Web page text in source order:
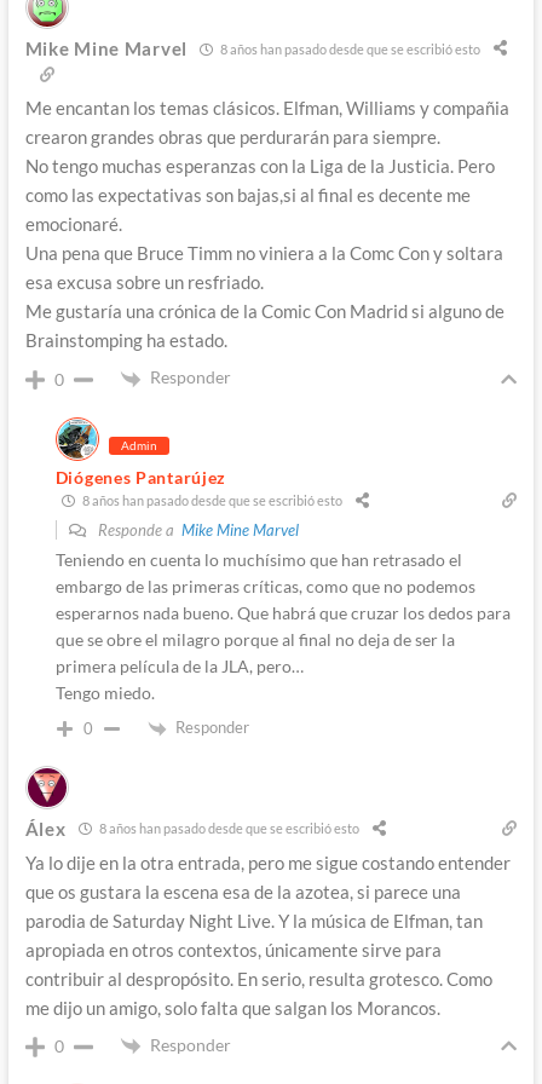
Mike Mine Marvel 8 años han pasado desde que se escribió esto
Me encantan los temas clásicos. Elfman, Williams y compañia
crearon grandes obras que perdurarán para siempre.
No tengo muchas esperanzas con la Liga de la Justicia. Pero
como las expectativas son bajas,si al final es decente me
emocionaré.
Una pena que Bruce Timm no viniera a la Comc Con y soltara
esa excusa sobre un resfriado.
Me gustaría una crónica de la Comic Con Madrid si alguno de
Brainstomping ha estado.
0 Responder
Admin
Diógenes Pantarújez
8 años han pasado desde que se escribió esto
Responde a Mike Mine Marvel
Teniendo en cuenta lo muchísimo que han retrasado el
embargo de las primeras críticas, como que no podemos
esperarnos nada bueno. Que habrá que cruzar los dedos para
que se obre el milagro porque al final no deja de ser la
primera película de la JLA, pero…
Tengo miedo.
0 Responder
Álex 8 años han pasado desde que se escribió esto
Ya lo dije en la otra entrada, pero me sigue costando entender
que os gustara la escena esa de la azotea, si parece una
parodia de Saturday Night Live. Y la música de Elfman, tan
apropiada en otros contextos, únicamente sirve para
contribuir al despropósito. En serio, resulta grotesco. Como
me dijo un amigo, solo falta que salgan los Morancos.
0 Responder